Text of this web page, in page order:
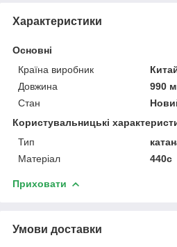
Характеристики
Основні
Країна виробник
Довжина
990
Стан
Користувальницькі
Тип
Матеріал
440с
Приховати
Умови доставки